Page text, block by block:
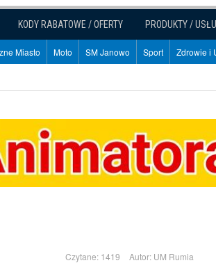
KODY RABATOWE / OFERTY PRODUKTY /
Miasto Moto SM Janowo Sport Zdrowie i
Czytane: 1419 Autor: UM Rumia